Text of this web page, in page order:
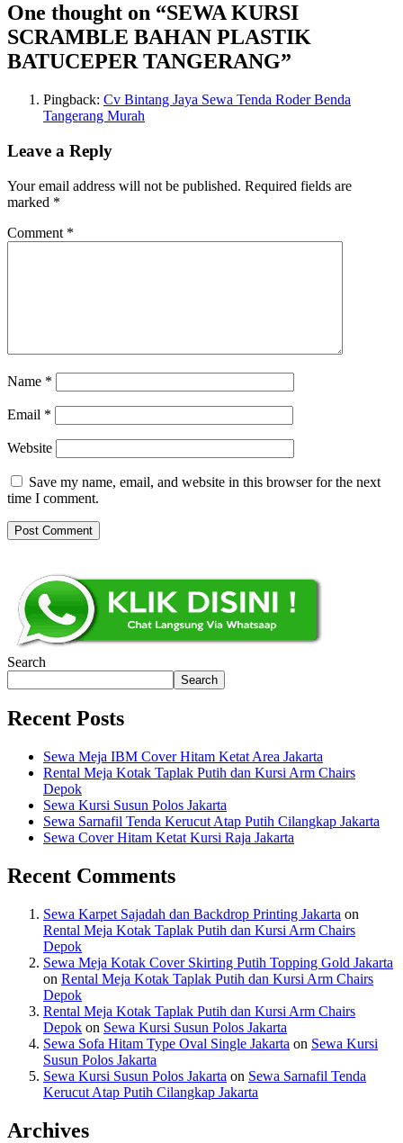
One thought on “SEWA KURSI
SCRAMBLE BAHAN PLASTIK
BATUCEPER TANGERANG”
Pingback: Cv Bintang Jaya Sewa Tenda Roder Benda
Tangerang Murah
Leave a Reply
Your email address will not be published. Required fields are
marked *
Comment *
Name *
Email *
Website
Save my name, email, and website in this browser for the next
time I comment.
Search
Search
Recent Posts
Sewa Meja IBM Cover Hitam Ketat Area Jakarta
Rental Meja Kotak Taplak Putih dan Kursi Arm Chairs
Depok
Sewa Kursi Susun Polos Jakarta
Sewa Sarnafil Tenda Kerucut Atap Putih Cilangkap Jakarta
Sewa Cover Hitam Ketat Kursi Raja Jakarta
Recent Comments
Sewa Karpet Sajadah dan Backdrop Printing Jakarta on
Rental Meja Kotak Taplak Putih dan Kursi Arm Chairs
Depok
Sewa Meja Kotak Cover Skirting Putih Topping Gold Jakarta
on Rental Meja Kotak Taplak Putih dan Kursi Arm Chairs
Depok
Rental Meja Kotak Taplak Putih dan Kursi Arm Chairs
Depok on Sewa Kursi Susun Polos Jakarta
Sewa Sofa Hitam Type Oval Single Jakarta on Sewa Kursi
Susun Polos Jakarta
Sewa Kursi Susun Polos Jakarta on Sewa Sarnafil Tenda
Kerucut Atap Putih Cilangkap Jakarta
Archives